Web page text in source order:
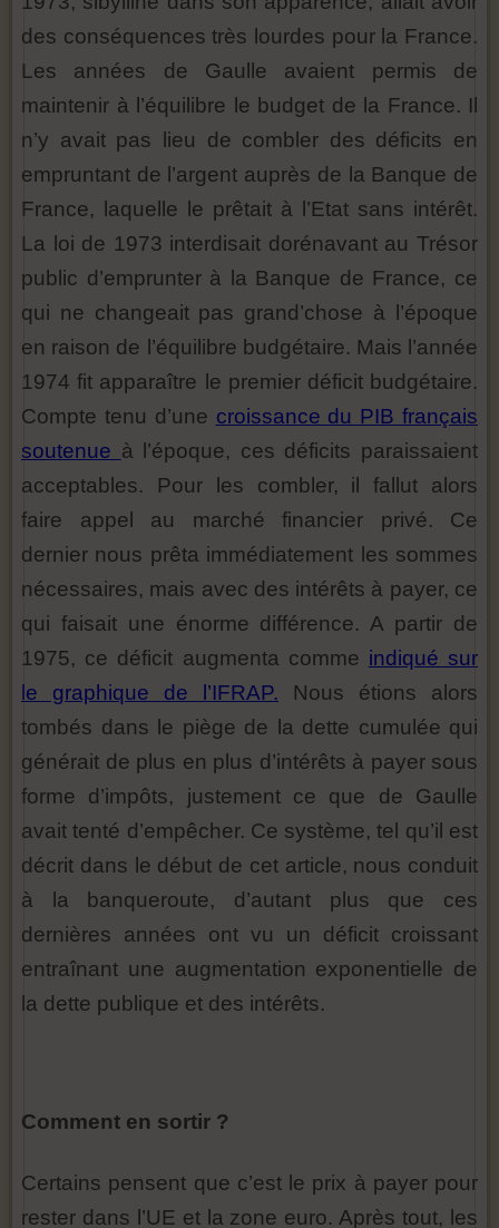
des conséquences très lourdes pour la France.
Les années de Gaulle avaient permis de
maintenir à l’équilibre le budget de la France. Il
n’y avait pas lieu de combler des déficits en
empruntant de l’argent auprès de la Banque de
France, laquelle le prêtait à l’Etat sans intérêt.
La loi de 1973 interdisait dorénavant au Trésor
public d’emprunter à la Banque de France, ce
qui ne changeait pas grand’chose à l’époque
en raison de l’équilibre budgétaire. Mais l’année
1974 fit apparaître le premier déficit budgétaire.
Compte tenu d’une croissance du PIB français
soutenue à l’époque, ces déficits paraissaient
acceptables. Pour les combler, il fallut alors
faire appel au marché financier privé. Ce
dernier nous prêta immédiatement les sommes
nécessaires, mais avec des intérêts à payer, ce
qui faisait une énorme différence. A partir de
1975, ce déficit augmenta comme indiqué sur
le graphique de l’IFRAP. Nous étions alors
tombés dans le piège de la dette cumulée qui
générait de plus en plus d’intérêts à payer sous
forme d’impôts, justement ce que de Gaulle
avait tenté d’empêcher. Ce système, tel qu’il est
décrit dans le début de cet article, nous conduit
à la banqueroute, d’autant plus que ces
dernières années ont vu un déficit croissant
entraînant une augmentation exponentielle de
la dette publique et des intérêts.
Comment en sortir ?
Certains pensent que c’est le prix à payer pour
rester dans l’UE et la zone euro. Après tout, les